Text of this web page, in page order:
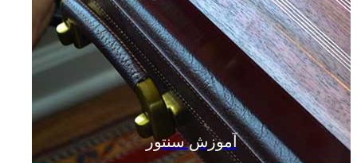
آموزش سنتور